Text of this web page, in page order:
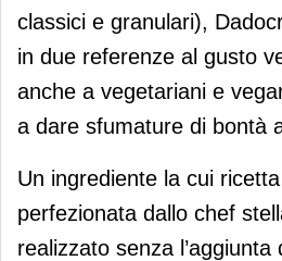
classici e granulari),
in due referenze al gusto
anche a vegetariani e
a dare sfumature di bontà
Un ingrediente la cui
perfezionata dallo chef
realizzato senza l’aggiunta